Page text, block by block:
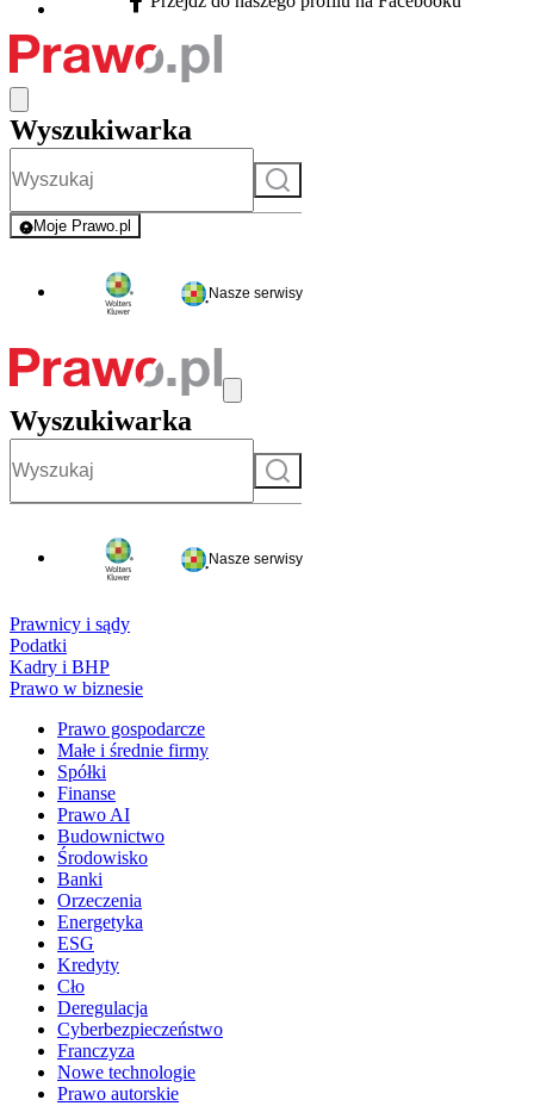
Facebook - otwiera się w nowej karcie
Wyszukiwarka
Szukaj
Moje Prawo.pl
- rejestracja i logowanie do serwisu
Nasze serwisy
Wyszukiwarka
Szukaj
Nasze serwisy
Prawnicy i sądy
Podatki
Kadry i BHP
Prawo w biznesie
Prawo gospodarcze
Małe i średnie firmy
Spółki
Finanse
Prawo AI
Budownictwo
Środowisko
Banki
Orzeczenia
Energetyka
ESG
Kredyty
Cło
Deregulacja
Cyberbezpieczeństwo
Franczyza
Nowe technologie
Prawo autorskie